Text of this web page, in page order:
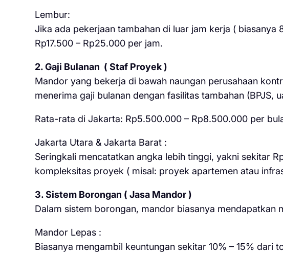
Lembur:
Jika ada pekerjaan tambahan di luar jam kerja ( biasanya
Rp17.500 – Rp25.000 per jam.
2. Gaji Bulanan ( Staf Proyek )
Mandor yang bekerja di bawah naungan perusahaan
menerima gaji bulanan dengan fasilitas tambahan (BPJS,
Rata-rata di Jakarta: Rp5.500.000 – Rp8.500.000 per
Jakarta Utara & Jakarta Barat :
Seringkali mencatatkan angka lebih tinggi, yakni sekitar
kompleksitas proyek ( misal: proyek apartemen atau
3. Sistem Borongan ( Jasa Mandor )
Dalam sistem borongan, mandor biasanya mendapatkan
Mandor Lepas :
Biasanya mengambil keuntungan sekitar 10% – 15% dari